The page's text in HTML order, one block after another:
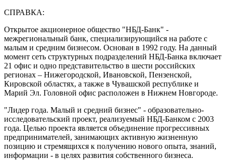
СПРАВКА:
Открытое акционерное общество "НБД-Банк" -
межрегиональный банк, специализирующийся на работе с
малым и средним бизнесом. Основан в 1992 году. На данный
момент сеть структурных подразделений НБД-Банка включает
21 офис и одно представительство в шести российских
регионах – Нижегородской, Ивановской, Пензенской,
Кировской областях, а также в Чувашской республике и
Марий Эл. Головной офис расположен в Нижнем Новгороде.
"Лидер года. Малый и средний бизнес" - образовательно-
исследовательский проект, реализуемый НБД-Банком с 2003
года. Целью проекта является объединение прогрессивных
предпринимателей, занимающих активную жизненную
позицию и стремящихся к получению нового опыта, знаний,
информации - в целях развития собственного бизнеса.